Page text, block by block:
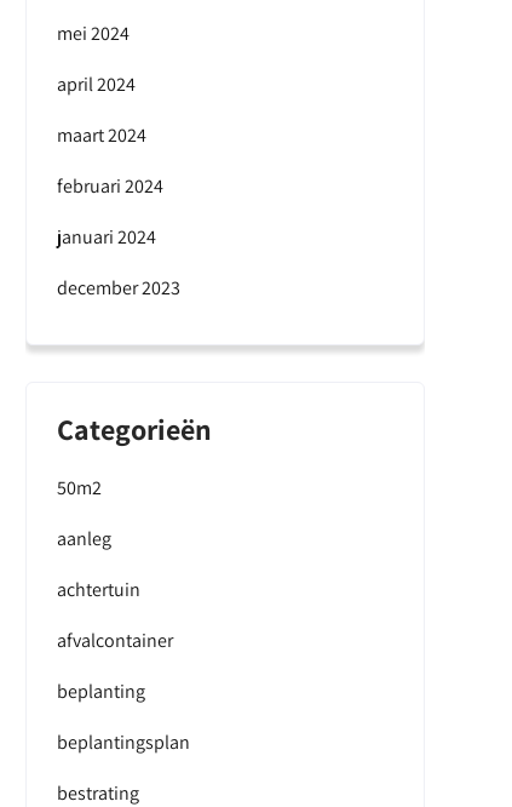
mei 2024
april 2024
maart 2024
februari 2024
januari 2024
december 2023
Categorieën
50m2
aanleg
achtertuin
afvalcontainer
beplanting
beplantingsplan
bestrating